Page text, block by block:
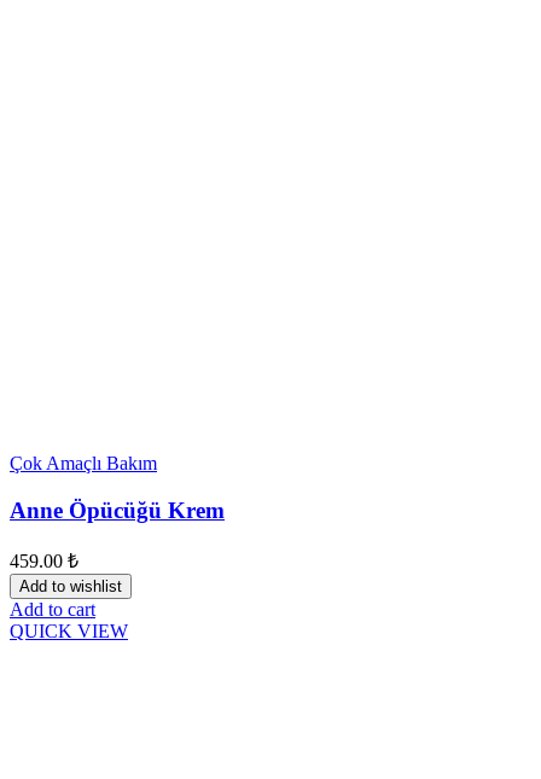
Çok Amaçlı Bakım
Anne Öpücüğü Krem
459.00 ₺
Add to wishlist
Add to cart
QUICK VIEW